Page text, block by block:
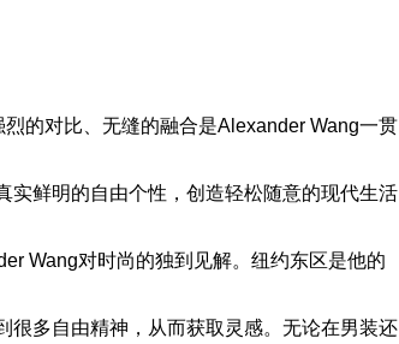
的对比、无缝的融合是Alexander Wang一贯
实鲜明的自由个性，创造轻松随意的现代生活
Wang对时尚的独到见解。纽约东区是他的
很多自由精神，从而获取灵感。无论在男装还